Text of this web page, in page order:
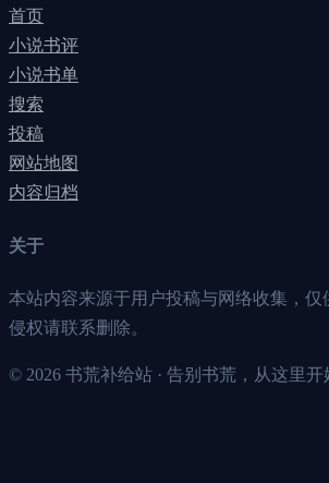
首页
小说书评
小说书单
搜索
投稿
网站地图
内容归档
关于
本站内容来源于用户投稿与网络收集，仅
侵权请联系删除。
© 2026 书荒补给站 · 告别书荒，从这里开